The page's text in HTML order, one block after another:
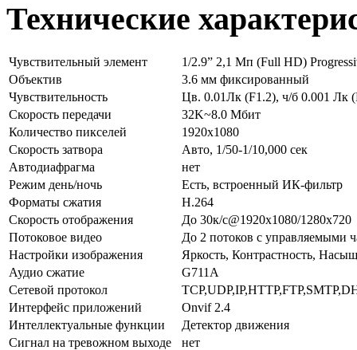
Технические
Чувствительный элемент
1/2.9” 2,1 Мп (Full HD)
Объектив
3.6 мм фиксированный
Чувствительность
Цв. 0.01Лк (F1.2), ч/б 0.001 Лк
Скорость передачи
32K~8.0 Мбит
Количество пикселей
1920х1080
Скорость затвора
Авто, 1/50-1/10,000 сек
Автодиафрагма
нет
Режим день/ночь
Есть, встроенный ИК-фильтр
Форматы сжатия
H.264
Скорость отображения
До 30к/с@1920х1080/1280х720
Потоковое видео
До 2 потоков с управляемыми
Настройки изображения
Яркость, Контрастность,
Аудио сжатие
G711A
Сетевой протокол
Интерфейс приложений
Onvif 2.4
Интеллектуальные функции
Детектор движения
Сигнал на тревожном выходе
нет